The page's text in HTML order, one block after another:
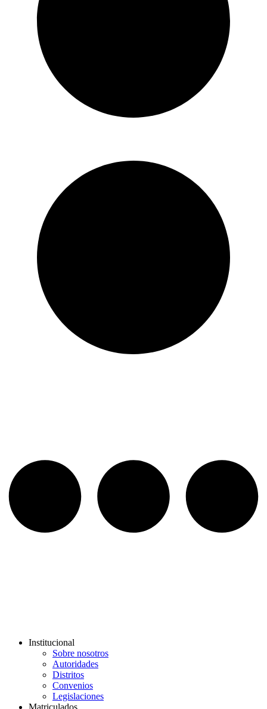
Institucional
Sobre nosotros
Autoridades
Distritos
Convenios
Legislaciones
Matriculados